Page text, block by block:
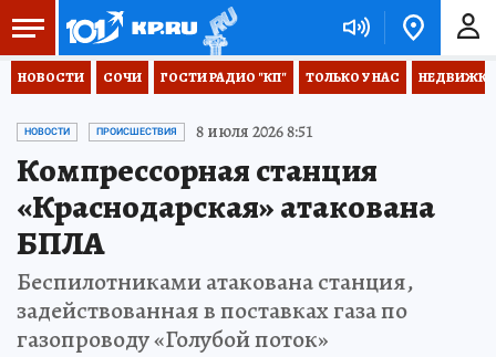
НОВОСТИ СОЧИ ГОСТИ РАДИО "КП" ТОЛЬКО У НАС НЕДВИЖКА
НОВОСТИ ПРОИСШЕСТВИЯ 8 июля 2026 8:51
Компрессорная станция
«Краснодарская» атакована
БПЛА
Беспилотниками атакована станция,
задействованная в поставках газа по
газопроводу «Голубой поток»